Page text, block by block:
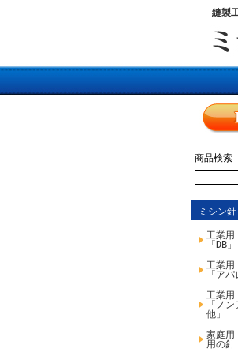
縫製
商品検索
ミシン針
工業
「DB
工業
「ア
工業
「ノ
他」
家庭用
用の針